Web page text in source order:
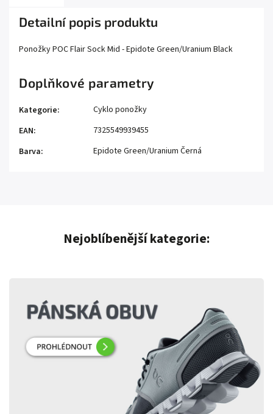
Detailní popis produktu
Ponožky POC Flair Sock Mid - Epidote Green/Uranium Black
Doplňkové parametry
Kategorie:
Cyklo ponožky
EAN:
7325549939455
Barva: Epidote Green/Uranium Černá
Nejoblíbenější kategorie: